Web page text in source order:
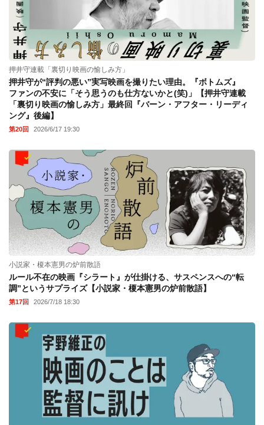
押井守連載「裏切り映画の愉しみ方」
押井守が“評判の悪い”実写映画を撮りたい理由。『ボトムズ』
ファンの不安に「そう思うのも仕方ないかと(笑)」【押井守連載
「裏切り映画の愉しみ方」最終回『バーン・アフター・リーディ
ング』後編】
第20回 2026/6/17 19:30
小説家・榎本憲男の炉前散語
ルール不在の映画『シラート』が仕掛ける、サスペンスへの“転
調”というサプライズ【小説家・榎本憲男の炉前散語】
第17回 2026/7/18 18:30